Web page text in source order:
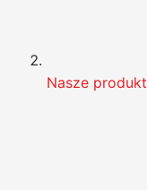
Nasze